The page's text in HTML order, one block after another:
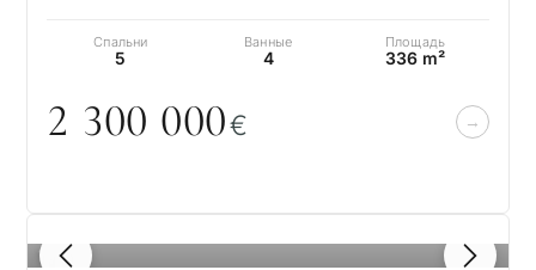
передов…
Спальни
5
Ванные
4
Площадь
336 m²
2 300 000€
1 / 8